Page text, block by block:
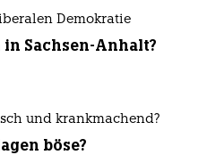
Demokratie
in Sachsen-Anhalt?
und krankmachend?
böse?